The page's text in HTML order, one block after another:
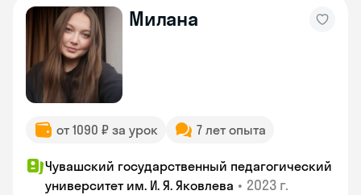
Милана
от 1090 ₽ за урок 7 лет опыта
Чувашский государственный педагогический
университет им. И. Я. Яковлева • 2023 г.